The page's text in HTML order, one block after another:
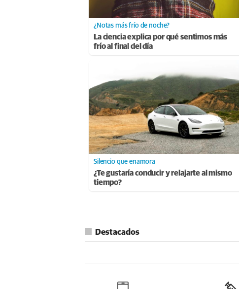
¿Notas más frío de noche?
La ciencia explica por qué sentimos más
frío al final del día
Silencio que enamora
¿Te gustaría conducir y relajarte al mismo
tiempo?
Destacados